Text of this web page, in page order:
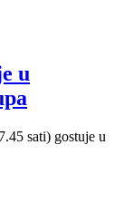
u
sati) gostuje u